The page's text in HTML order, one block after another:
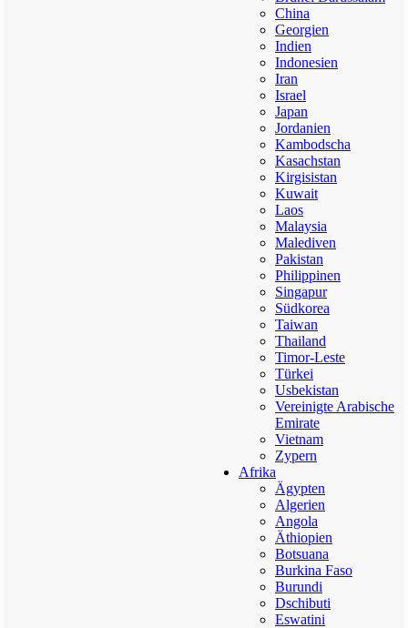
China
Georgien
Indien
Indonesien
Iran
Israel
Japan
Jordanien
Kambodscha
Kasachstan
Kirgisistan
Kuwait
Laos
Malaysia
Malediven
Pakistan
Philippinen
Singapur
Südkorea
Taiwan
Thailand
Timor-Leste
Türkei
Usbekistan
Vereinigte Arabische
Emirate
Vietnam
Zypern
Afrika
Ägypten
Algerien
Angola
Äthiopien
Botsuana
Burkina Faso
Burundi
Dschibuti
Eswatini